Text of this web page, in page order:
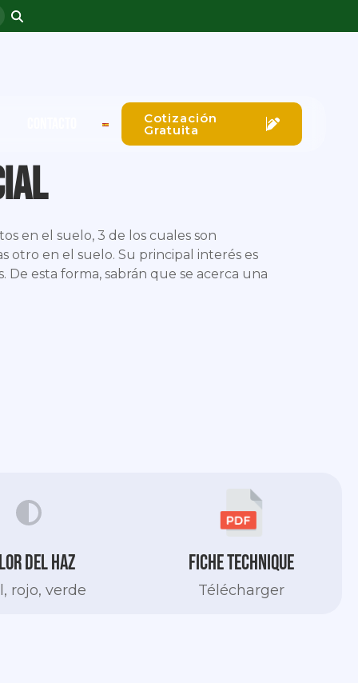
Cotización
Gratuita
en el suelo, 3 de los cuales son
otro en el suelo. Su principal interés es
esta forma, sabrán que se acerca una
del haz
rojo, verde
Fiche technique
Télécharger